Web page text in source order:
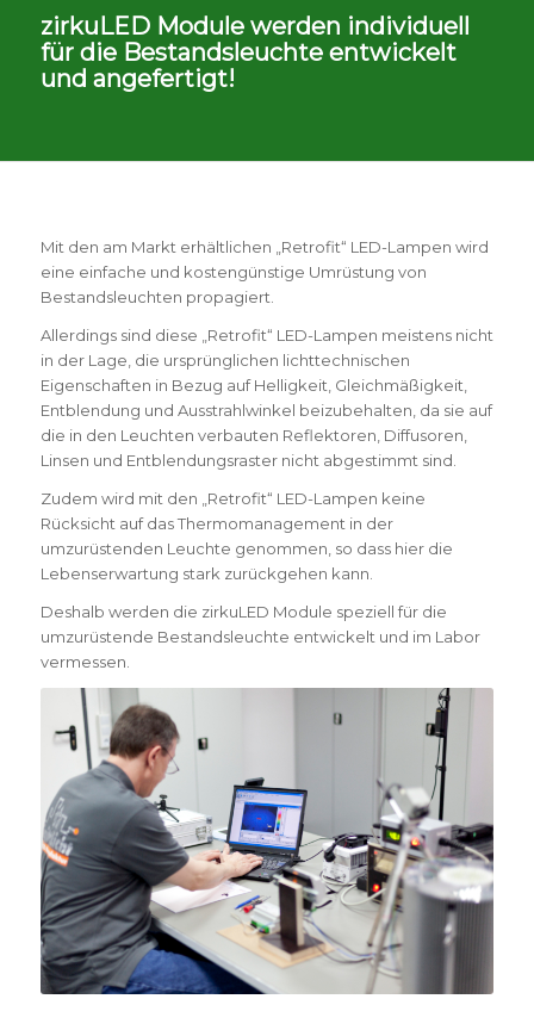
zirkuLED Module werden individuell
für die Bestandsleuchte entwickelt
und angefertigt!
Mit den am Markt erhältlichen „Retrofit“ LED-Lampen wird
eine einfache und kostengünstige Umrüstung von
Bestandsleuchten propagiert.
Allerdings sind diese „Retrofit“ LED-Lampen meistens nicht
in der Lage, die ursprünglichen lichttechnischen
Eigenschaften in Bezug auf Helligkeit, Gleichmäßigkeit,
Entblendung und Ausstrahlwinkel beizubehalten, da sie auf
die in den Leuchten verbauten Reflektoren, Diffusoren,
Linsen und Entblendungsraster nicht abgestimmt sind.
Zudem wird mit den „Retrofit“ LED-Lampen keine
Rücksicht auf das Thermomanagement in der
umzurüstenden Leuchte genommen, so dass hier die
Lebenserwartung stark zurückgehen kann.
Deshalb werden die zirkuLED Module speziell für die
umzurüstende Bestandsleuchte entwickelt und im Labor
vermessen.